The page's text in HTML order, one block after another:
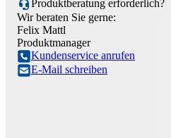
Produktberatung erforderlich?
Wir beraten Sie gerne:
Felix Mattl
Produktmanager
Kundenservice anrufen
E-Mail schreiben